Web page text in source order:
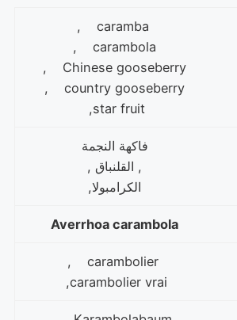
carambola ,
Chinese gooseberry ,
country gooseberry ,
star fruit,
فاكهة النجمة
, القلنباق ,
الكرامبولا,
carambolier ,
carambolier vrai,